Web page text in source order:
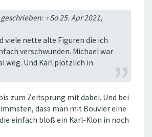
↑So 25. Apr 2021,
viele nette alte Figuren die ich
verschwunden. Michael war
weg. Und Karl plötzlich in
zum Zeitsprung mit dabei. Und bei
dass man mit Bouvier eine
einfach bloß ein Karl-Klon in noch